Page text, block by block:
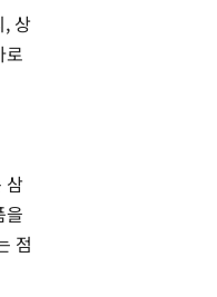
상
로
삼
을
점